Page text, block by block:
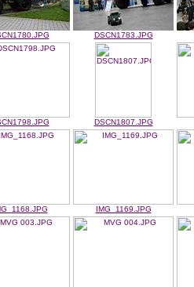
DSCN1783.JPG
DSCN1807.JPG
IMG_1169.JPG